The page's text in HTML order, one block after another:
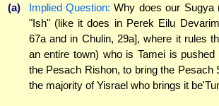
(a) Implied Question: Why does our Sugya
"Ish" (like it does in Perek Eilu
67a and in Chulin, 29a], where it rules
an entire town) who is Tamei is
the Pesach Rishon, to bring the Pesach
the majority of Yisrael who brings it